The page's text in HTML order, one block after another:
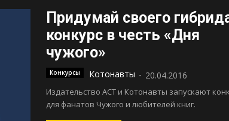
Придумай своего
конкурс в честь «Дня
чужого»
Конкурсы Котонавты - 20.04.2016
Издательство АСТ и Котонавты запускают
для фанатов Чужого и любителей книг.